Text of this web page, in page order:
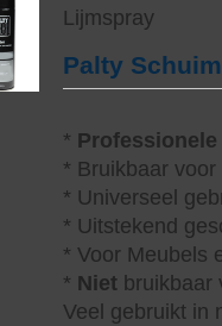
Lijmspray
Palty
* Professionele
* Bruikbaar
* Universeel
* Uitstekend
* Voor Meubels
* Niet bruikbaar
Veel gebruikt in